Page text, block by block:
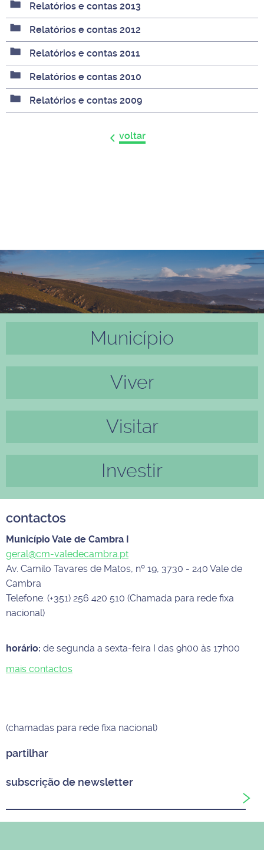
Relatórios e contas 2013
Relatórios e contas 2012
Relatórios e contas 2011
Relatórios e contas 2010
Relatórios e contas 2009
voltar
Município
Viver
Visitar
Investir
contactos
Município Vale de Cambra I
geral@cm-valedecambra.pt
Av. Camilo Tavares de Matos, nº 19, 3730 - 240 Vale de
Cambra
Telefone: (+351) 256 420 510 (Chamada para rede fixa
nacional)
horário: de segunda a sexta-feira I das 9h00 às 17h00
mais contactos
(chamadas para rede fixa nacional)
partilhar
subscrição de newsletter